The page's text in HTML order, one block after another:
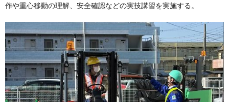
作や重心移動の理解、安全確認などの実技講習を実施する。